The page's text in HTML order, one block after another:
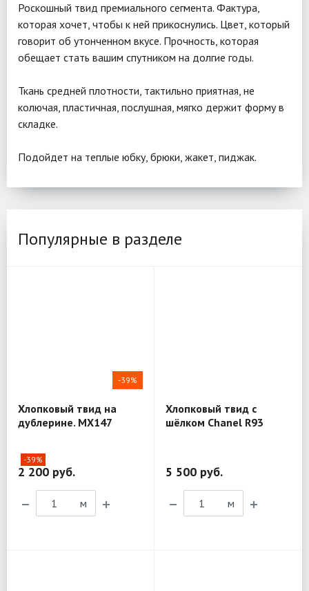
Роскошный твид премиального сегмента. Фактура,
которая хочет, чтобы к ней прикоснулись. Цвет, который
говорит об утонченном вкусе. Прочность, которая
обещает стать вашим спутником на долгие годы.
Ткань средней плотности, тактильно приятная, не
колючая, пластичная, послушная, мягко держит форму в
складке.
Подойдет на теплые юбку, брюки, жакет, пиджак.
Популярные в разделе
-39%
Хлопковый твид на
дублерине. MX147
-39%
2 200 руб.
м
Хлопковый твид с
шёлком Chanel R93
5 500 руб.
м